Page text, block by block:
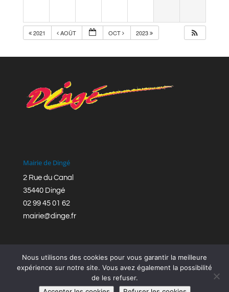
2021 AOÛT OCT 2023
Mairie de Dingé
2 Rue du Canal
35440 Dingé
02 99 45 01 62
mairie@dinge.fr
Réalisation © Mairie de Dingé,Bretagne Romantique
Nous utilisons des cookies pour vous garantir la meilleure
expérience sur notre site. Vous avez également la possibilité
de les refuser.